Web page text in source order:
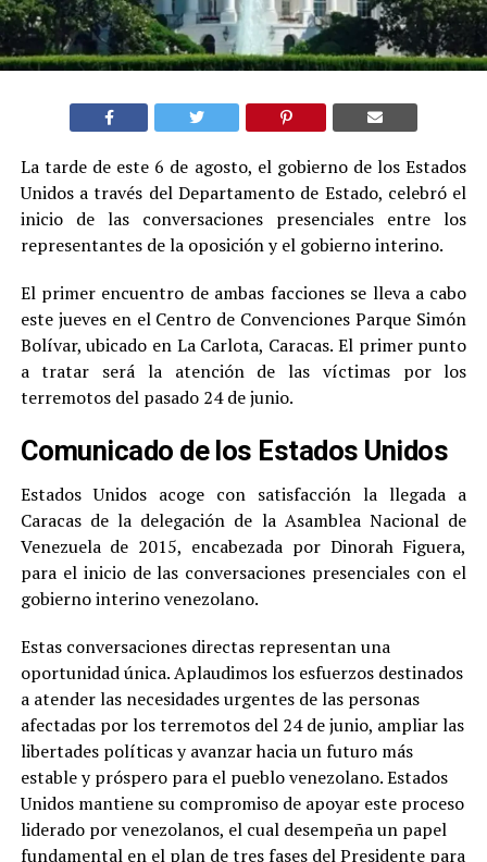
La tarde de este 6 de agosto, el gobierno de los Estados
Unidos a través del Departamento de Estado, celebró el
inicio de las conversaciones presenciales entre los
representantes de la oposición y el gobierno interino.
El primer encuentro de ambas facciones se lleva a cabo
este jueves en el Centro de Convenciones Parque Simón
Bolívar, ubicado en La Carlota, Caracas. El primer punto
a tratar será la atención de las víctimas por los
terremotos del pasado 24 de junio.
Comunicado de los Estados Unidos
Estados Unidos acoge con satisfacción la llegada a
Caracas de la delegación de la Asamblea Nacional de
Venezuela de 2015, encabezada por Dinorah Figuera,
para el inicio de las conversaciones presenciales con el
gobierno interino venezolano.
Estas conversaciones directas representan una
oportunidad única. Aplaudimos los esfuerzos destinados
a atender las necesidades urgentes de las personas
afectadas por los terremotos del 24 de junio, ampliar las
libertades políticas y avanzar hacia un futuro más
estable y próspero para el pueblo venezolano. Estados
Unidos mantiene su compromiso de apoyar este proceso
liderado por venezolanos, el cual desempeña un papel
fundamental en el plan de tres fases del Presidente para